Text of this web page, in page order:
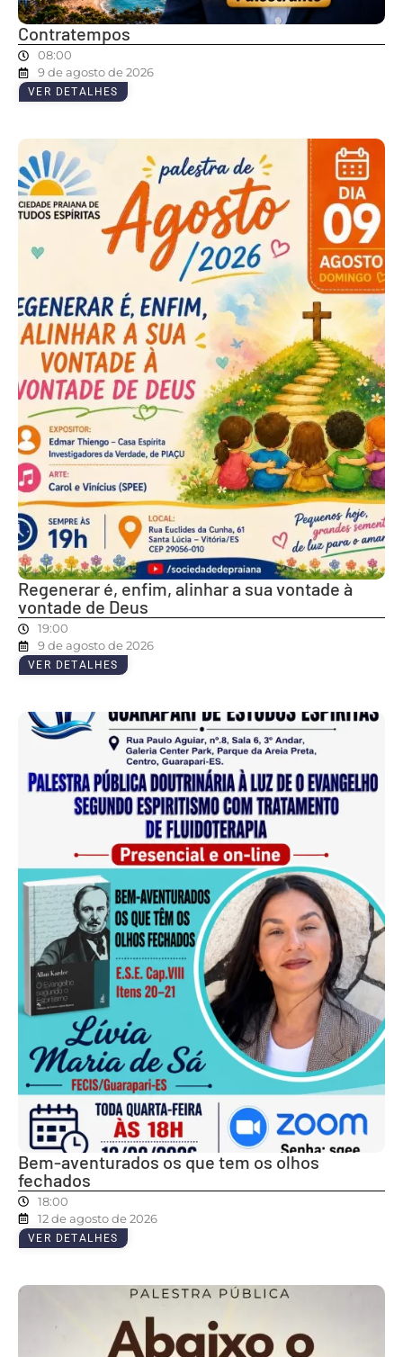
Contratempos
08:00
9 de agosto de 2026
VER DETALHES
Regenerar é, enfim, alinhar a sua vontade à
vontade de Deus
19:00
9 de agosto de 2026
VER DETALHES
Bem-aventurados os que tem os olhos
fechados
18:00
12 de agosto de 2026
VER DETALHES